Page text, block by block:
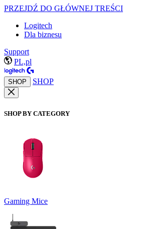
PRZEJDŹ DO GŁÓWNEJ TREŚCI
Logitech
Dla biznesu
Support
PL,pl
SHOP SHOP
SHOP BY CATEGORY
Gaming Mice